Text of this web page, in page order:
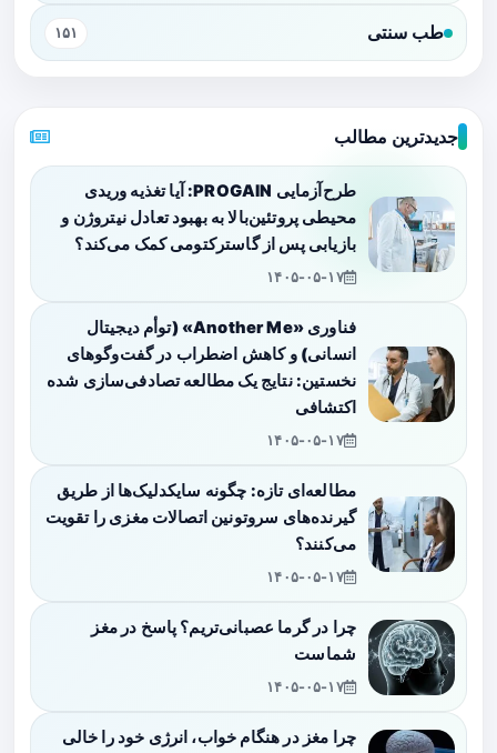
طب سنتی ۱۵۱
جدیدترین مطالب
طرح‌آزمایی PROGAIN: آیا تغذیه وریدی
محیطی پروتئین‌بالا به بهبود تعادل نیتروژن و
بازیابی پس از گاسترکتومی کمک می‌کند؟
۱۴۰۵-۰۵-۱۷
فناوری «Another Me» (توأم دیجیتال
انسانی) و کاهش اضطراب در گفت‌وگوهای
نخستین: نتایج یک مطالعه تصادفی‌سازی شده
اکتشافی
۱۴۰۵-۰۵-۱۷
مطالعه‌ای تازه: چگونه سایکدلیک‌ها از طریق
گیرنده‌های سروتونین اتصالات مغزی را تقویت
می‌کنند؟
۱۴۰۵-۰۵-۱۷
چرا در گرما عصبانی‌تریم؟ پاسخ در مغز
شماست
۱۴۰۵-۰۵-۱۷
چرا مغز در هنگام خواب، انرژی خود را خالی